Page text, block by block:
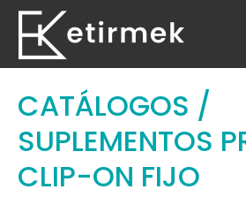
CATÁLOGOS /
SUPLEMENTOS
CLIP-ON FIJO